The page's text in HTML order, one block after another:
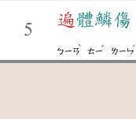
5
遍體鱗傷
ㄅㄧㄢ
ˋ
ㄊㄧ
ˇ
ㄌㄧㄣ
ˊ